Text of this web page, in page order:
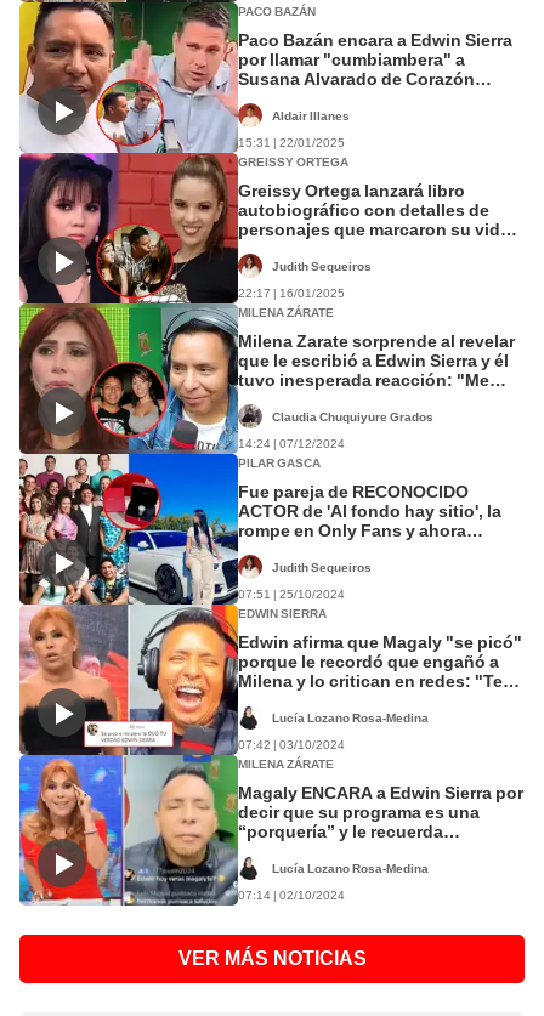
PACO BAZÁN
Paco Bazán encara a Edwin Sierra
por llamar "cumbiambera" a
Susana Alvarado de Corazón
Aldair Illanes
15:31 | 22/01/2025
GREISSY ORTEGA
Greissy Ortega lanzará libro
autobiográfico con detalles de
personajes que marcaron su vida:
Judith Sequeiros
22:17 | 16/01/2025
MILENA ZÁRATE
Milena Zarate sorprende al revelar
que le escribió a Edwin Sierra y él
tuvo inesperada reacción: "Me
Claudia Chuquiyure Grados
14:24 | 07/12/2024
PILAR GASCA
Fue pareja de RECONOCIDO
ACTOR de 'Al fondo hay sitio', la
rompe en Only Fans y ahora
Judith Sequeiros
07:51 | 25/10/2024
EDWIN SIERRA
Edwin afirma que Magaly "se picó"
porque le recordó que engañó a
Milena y lo critican en redes: "Te
Lucía Lozano Rosa-Medina
07:42 | 03/10/2024
MILENA ZÁRATE
Magaly ENCARA a Edwin Sierra por
decir que su programa es una
“porquería” y le recuerda
Lucía Lozano Rosa-Medina
07:14 | 02/10/2024
VER MÁS NOTICIAS